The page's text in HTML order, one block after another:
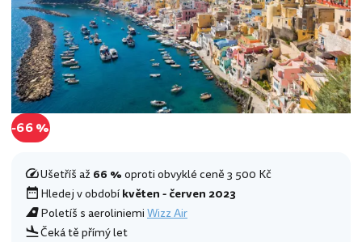
-66 %
Ušetříš až66 %oproti obvyklé ceně 3 500 Kč
Hledej v obdobíkvěten - červen 2023
Poletíš s aeroliniemiWizz Air
Čeká tě přímý let